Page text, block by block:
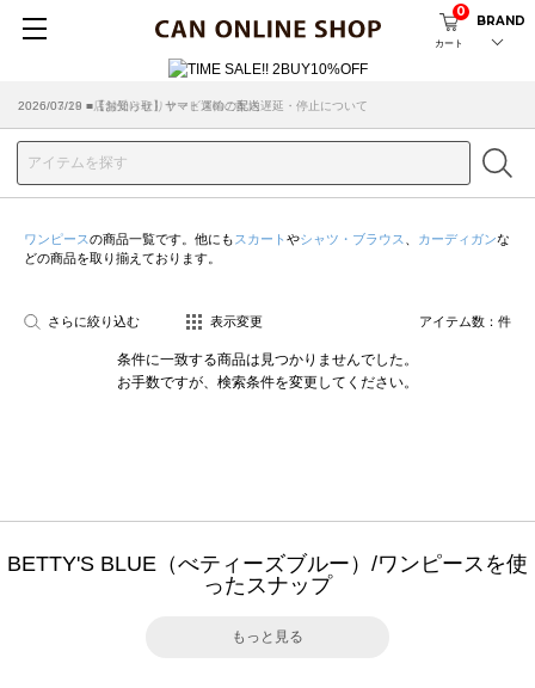
カート
0
BRAND
2026/07/29 ■【お知らせ】ヤマト運輸の配送遅延・停止について
2026/03/18 ■店舗受け取りサービスのご案内
ワンピースの商品一覧です。他にも スカート やシャツ・ブラウス カーディガンな
どの商品を取り揃えております。
さらに絞り込む 表示変更 アイテム数： 件
条件に一致する商品は見つかりませんでした。
お手数ですが、検索条件を変更してください。
BETTY'S BLUE（べティーズブルー）/ワンピースを使
ったスナップ
もっと見る